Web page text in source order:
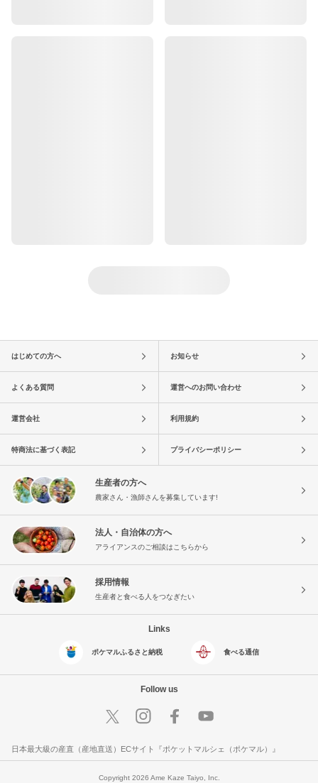
はじめての方へ お知らせ
よくある質問 運営へのお問い合わせ
運営会社 利用規約
特商法に基づく表記 プライバシーポリシー
生産者の方へ
農家さん・漁師さんを募集しています!
法人・自治体の方へ
アライアンスのご相談はこちらから
採用情報
生産者と食べる人をつなぎたい
Links
ポケマルふるさと納税 食べる通信
Follow us
日本最大級の産直（産地直送）ECサイト『ポケットマルシェ（ポケマル）』
Copyright 2026 Ame Kaze Taiyo, Inc.